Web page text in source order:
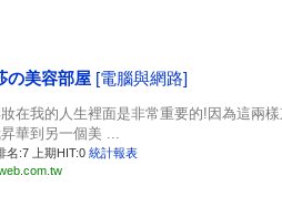
の美容部屋 [電腦與網路]
在我的人生裡面是非常重要的!因為這兩
華到另一個美 ...
名:7 上期HIT:0 統計報表